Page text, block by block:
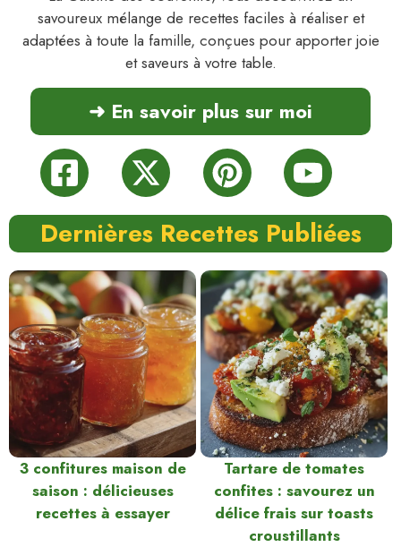
savoureux mélange de recettes faciles à réaliser et
adaptées à toute la famille, conçues pour apporter joie
et saveurs à votre table.
➜ En savoir plus sur moi
Dernières Recettes Publiées
3 confitures maison de
saison : délicieuses
recettes à essayer
Tartare de tomates
confites : savourez un
délice frais sur toasts
croustillants